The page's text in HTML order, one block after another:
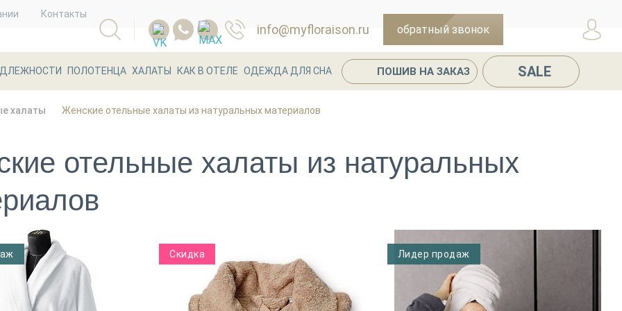
Контакты
info@myfloraison.ru обратный звонок
ПОЛОТЕНЦА ХАЛАТЫ КАК В ОТЕЛЕ ОДЕЖДА ДЛЯ СНА ПОШИВ НА ЗАКАЗ SALE
халаты Женские отельные халаты из натуральных материалов
отельные халаты из натуральных
Скидка Лидер продаж